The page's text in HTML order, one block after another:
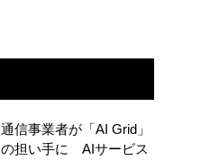
通信事業者が「AI Grid」
の担い手に AIサービス